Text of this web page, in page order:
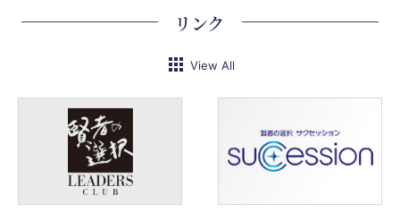
リンク
View All